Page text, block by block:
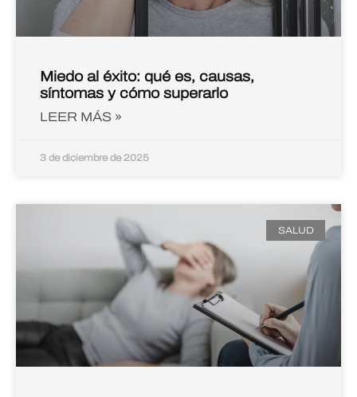
Miedo al éxito: qué es, causas,
síntomas y cómo superarlo
LEER MÁS »
3 de diciembre de 2025
SALUD